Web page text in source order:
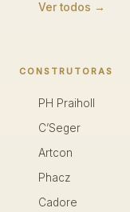
Ver todos →
CONSTRUTORAS
PH Praiholl
C’Seger
Artcon
Phacz
Cadore